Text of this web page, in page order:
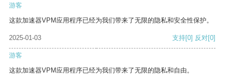
游客
这款加速器VPM应用程序已经为我们带来了无限的隐私和安全性保护。
2025-01-03 支持[0] 反对[0]
游客
这款加速器VPM应用程序已经为我们带来了无限的隐私和自由。